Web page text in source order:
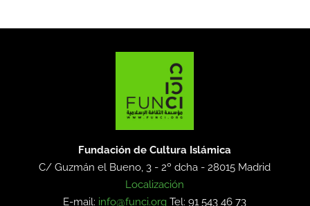
Fundación de Cultura Islámica
C/ Guzmán el Bueno, 3 - 2º dcha -28015 Madrid
Localización
E-mail: info@funci.org Tel: 91 543 46 73